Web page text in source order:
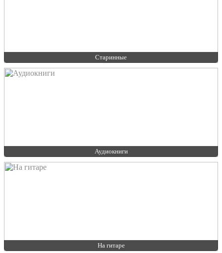
Старинные
Аудиокниги
На гитаре